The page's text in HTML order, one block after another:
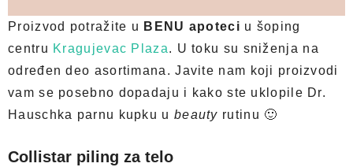
Proizvod potražite u BENU apoteci u šoping
centru Kragujevac Plaza. U toku su sniženja na
određen deo asortimana. Javite nam koji proizvodi
vam se posebno dopadaju i kako ste uklopile Dr.
Hauschka parnu kupku u beauty rutinu 🙂
Collistar piling za telo